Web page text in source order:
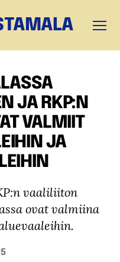
JA RKP:N
VALMIIT
JA
vaaliliiton
ovat valmiina